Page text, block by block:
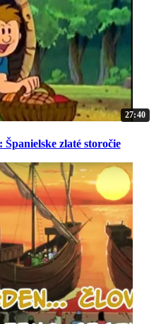
27:40
zlaté storočie